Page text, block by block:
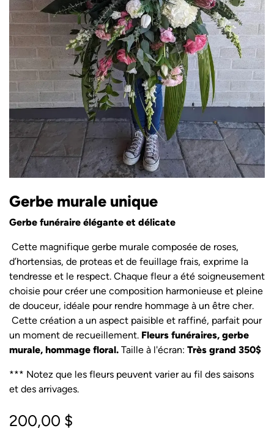
Gerbe murale unique
Gerbe funéraire élégante et délicate
Cette magnifique gerbe murale composée de roses,
d’hortensias, de proteas et de feuillage frais, exprime la
tendresse et le respect. Chaque fleur a été soigneusement
choisie pour créer une composition harmonieuse et pleine
de douceur, idéale pour rendre hommage à un être cher.
Cette création a un aspect paisible et raffiné, parfait pour
un moment de recueillement. Fleurs funéraires, gerbe
murale, hommage floral. Taille à l'écran: Très grand 350$
*** Notez que les fleurs peuvent varier au fil des saisons
et des arrivages.
200,00 $